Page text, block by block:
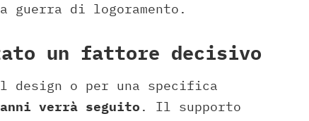
guerra di logoramento.
un fattore decisivo
design o per una specifica
verrà seguito . Il supporto